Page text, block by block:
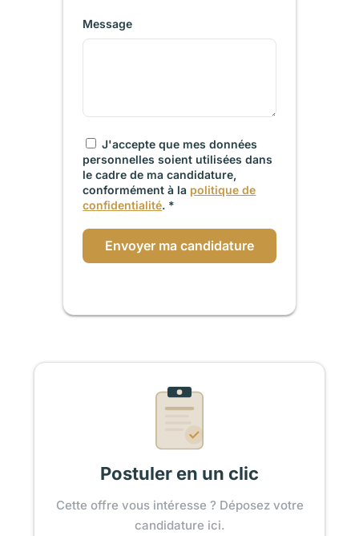
Message
J'accepte que mes données
personnelles soient utilisées dans
le cadre de ma candidature,
conformément à la politique de
confidentialité. *
Envoyer ma candidature
Postuler en un clic
Cette offre vous intéresse ? Déposez votre
candidature ici.